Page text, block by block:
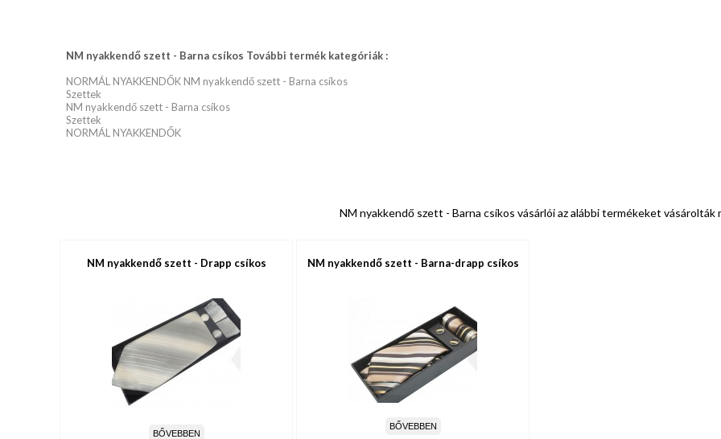
NM nyakkendő szett - Barna csíkos További termék kategóriák :
NORMÁL NYAKKENDŐK NM nyakkendő szett - Barna csíkos
Szettek
NM nyakkendő szett - Barna csíkos
Szettek
NORMÁL NYAKKENDŐK
NM nyakkendő szett - Barna csíkos vásárlói az alábbi termékeket vásárolták
NM nyakkendő szett - Drapp csíkos
BŐVEBBEN
NM nyakkendő szett - Barna-drapp csíkos
BŐVEBBEN